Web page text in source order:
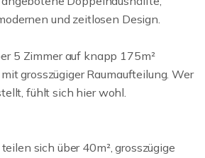
und zeitlosen Design.
5 Zimmer auf knapp 175m²
grosszügiger Raumaufteilung. Wer
fühlt sich hier wohl.
sich über 40m², grosszügige